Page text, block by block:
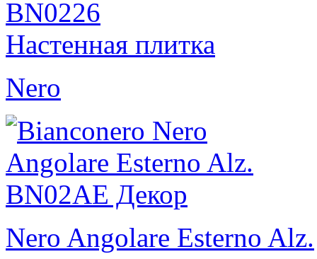
Nero
Nero Angolare Esterno Alz.